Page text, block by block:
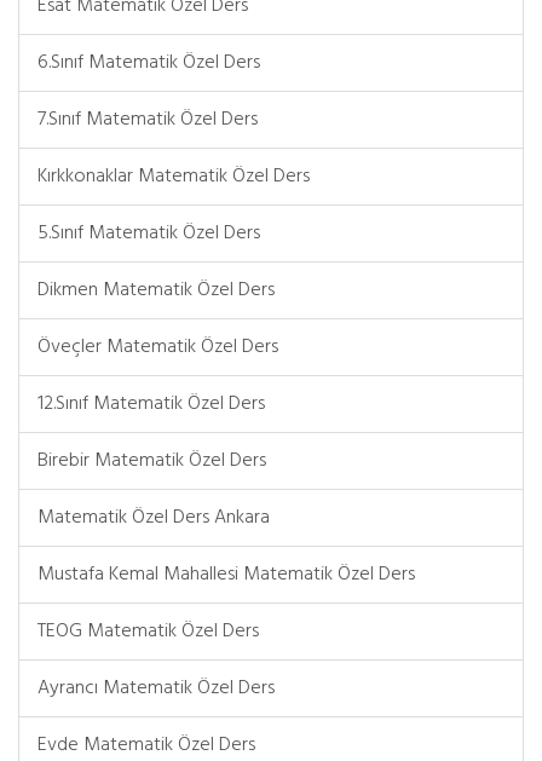
6.Sınıf Matematik Özel Ders
7.Sınıf Matematik Özel Ders
Kırkkonaklar Matematik Özel Ders
5.Sınıf Matematik Özel Ders
Dikmen Matematik Özel Ders
Öveçler Matematik Özel Ders
12.Sınıf Matematik Özel Ders
Birebir Matematik Özel Ders
Matematik Özel Ders Ankara
Mustafa Kemal Mahallesi Matematik Özel Ders
TEOG Matematik Özel Ders
Ayrancı Matematik Özel Ders
Evde Matematik Özel Ders